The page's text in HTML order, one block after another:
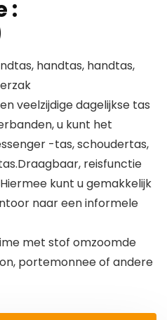
:
handtas, handtas,
veelzijdige dagelijkse tas
u kunt het
-tas, schoudertas,
reisfunctie
kunt u gemakkelijk
naar een informele
met stof omzoomde
portemonnee of andere